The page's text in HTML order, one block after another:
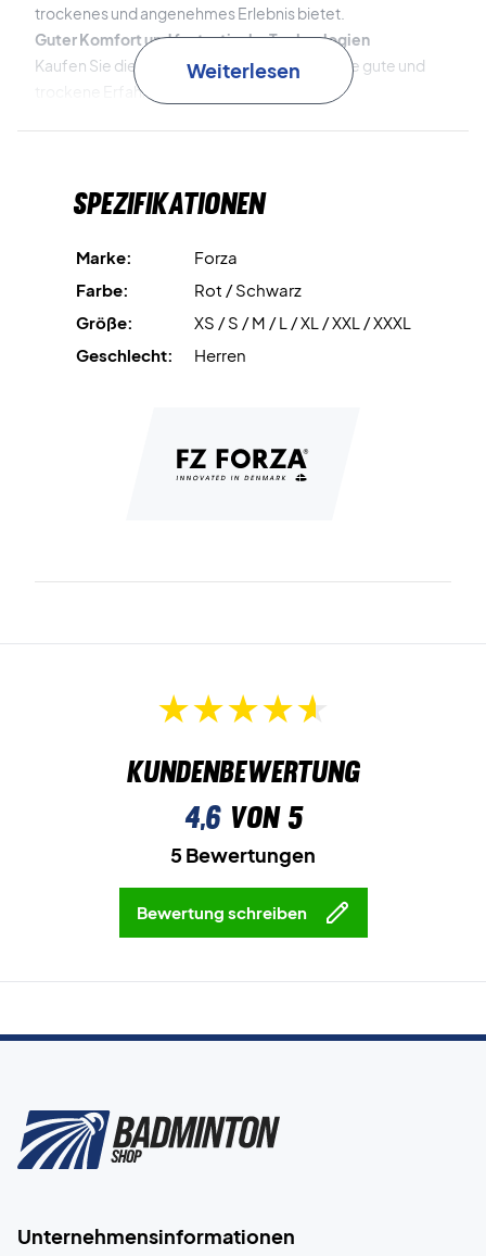
trockenes und angenehmes Erlebnis bietet.
Guter Komfort und fantastische Technologien
Kaufen Sie dieses T-Shirt und machen Sie eine gute und
trockene Erfahrung.
Weiterlesen
Spezifikationen
Marke:
Forza
Farbe:
Rot / Schwarz
Größe:
XS / S / M / L / XL / XXL / XXXL
Geschlecht:
Herren
Kundenbewertung
4,6von 5
5 Bewertungen
Bewertung schreiben
Unternehmensinformationen